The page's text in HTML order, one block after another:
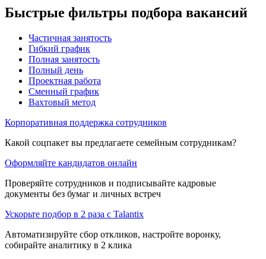
Быстрые фильтры подбора вакансий
Частичная занятость
Гибкий график
Полная занятость
Полный день
Проектная работа
Сменный график
Вахтовый метод
Корпоративная поддержка сотрудников
Какой соцпакет вы предлагаете семейным сотрудникам?
Оформляйте кандидатов онлайн
Проверяйте сотрудников и подписывайте кадровые
документы без бумаг и личных встреч
Ускорьте подбор в 2 раза с Talantix
Автоматизируйте сбор откликов, настройте воронку,
собирайте аналитику в 2 клика